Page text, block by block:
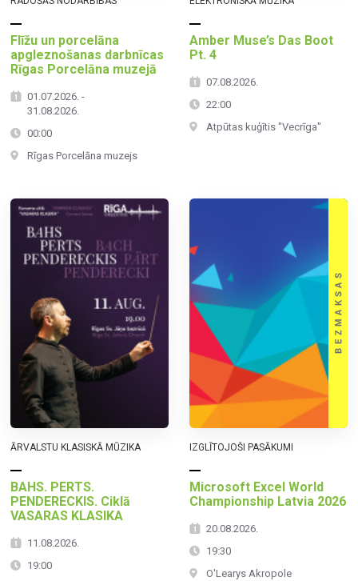
Flīžu un porcelāna
apgleznošanas darbnīcas
Rīgas Porcelāna muzejā
01.07.2026. -
31.08.2026.
00:00
Rīgas Porcelāna muzejs
Amber Muse’s Das Boot
Pt. 4
07.08.2026.
22:00
Atpūtas kuģītis "Vecrīga"
ĀRVALSTU KLASISKĀ MŪZIKA
BAHS. PERTS.
PENDERECKIS. Ciklā
VASARAS KLASIKA
11.08.2026.
19:00
IZGLĪTOJOŠI PASĀKUMI
Microsoft Excel World
Championship Latvia 2026
20.08.2026.
19:30
O'Learys Akropole